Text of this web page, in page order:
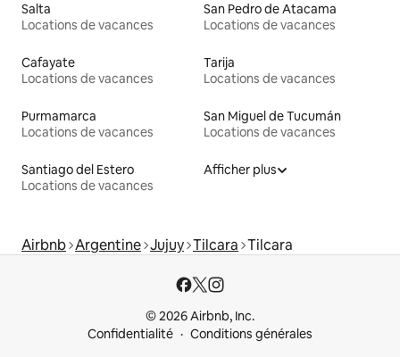
Salta
Locations de vacances
San Pedro de Atacama
Locations de vacances
Cafayate
Locations de vacances
Tarija
Locations de vacances
Purmamarca
Locations de vacances
San Miguel de Tucumán
Locations de vacances
Santiago del Estero
Locations de vacances
Afficher plus
Airbnb Argentine Jujuy Tilcara Tilcara
© 2026 Airbnb, Inc.
Confidentialité
Conditions générales